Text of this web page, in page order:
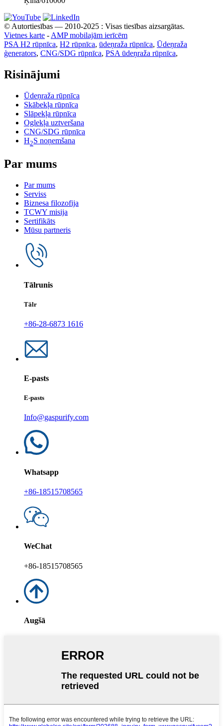
© Autortiesības — 2010-2025 : Visas tiesības aizsargātas.
Vietnes karte -AMP mobilajām ierīcēm
PSA H2 rūpnīca, H2 rūpnīca, ūdeņraža rūpnīca, Ūdeņraža
ģenerators, CNG/SDG rūpnīca, PSA ūdeņraža rūpnīca,
Risinājumi
Ūdeņraža rūpnīca
Skābekļa rūpnīca
Slāpekļa rūpnīca
Oglekļa uztveršana
CNG/SDG rūpnīca
H2S noņemšana
Par mums
Par mums
Serviss
Biznesa filozofija
TCWY misija
Sertifikāts
Mūsu partneris
Tālrunis
Tālr
+86-28-6873 1616
E-pasts
E-pasts
Info@gaspurify.com
Whatsapp
+86-18515708565
WeChat
+86-18515708565
Augšā